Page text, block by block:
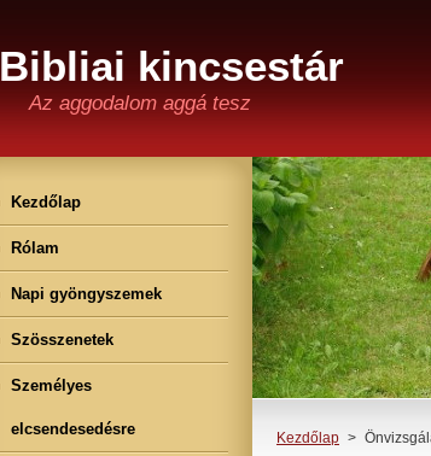
Bibliai kincsestár
Az aggodalom aggá tesz
Kezdőlap >
Kezdőlap
Rólam
Napi gyöngyszemek
Szösszenetek
Személyes
elcsendesedésre